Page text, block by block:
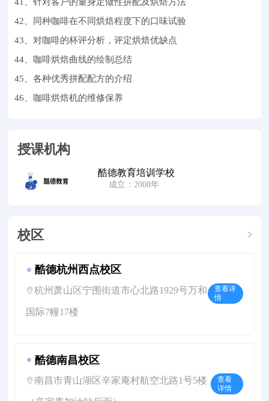
41、针对客户的量身定做性拼配及烘焙方法
42、同种咖啡在不同烘焙程度下的口味试验
43、对咖啡的杯评分析，评定烘焙优缺点
44、咖啡烘焙曲线的绘制总结
45、各种优秀拼配配方的介绍
46、咖啡烘焙机的维修保养
授课机构
酷德教育培训学校
成立：2008年
校区
酷德杭州西点校区
杭州萧山区宁围街道市心北路1929号万和
国际7幢17楼
查看详
情
酷德南昌校区
南昌市青山湖区辛家庵村航空北路1号5楼
查看
详情